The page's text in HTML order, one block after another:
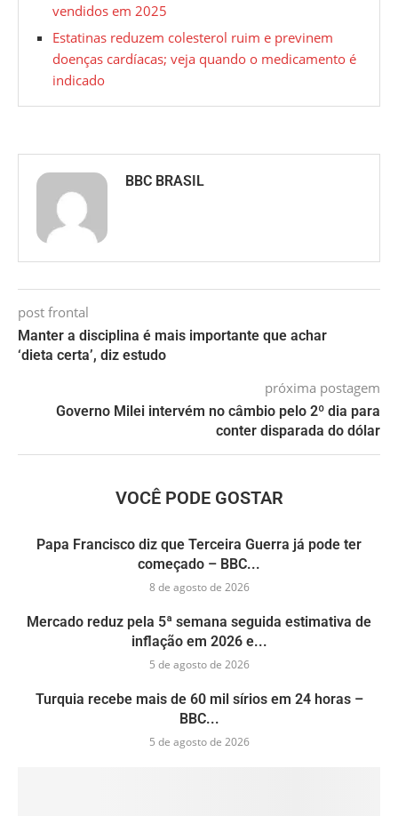
vendidos em 2025
Estatinas reduzem colesterol ruim e previnem
doenças cardíacas; veja quando o medicamento é
indicado
BBC BRASIL
post frontal
Manter a disciplina é mais importante que achar
‘dieta certa’, diz estudo
próxima postagem
Governo Milei intervém no câmbio pelo 2º dia para
conter disparada do dólar
VOCÊ PODE GOSTAR
Papa Francisco diz que Terceira Guerra já pode ter
começado – BBC...
8 de agosto de 2026
Mercado reduz pela 5ª semana seguida estimativa de
inflação em 2026 e...
5 de agosto de 2026
Turquia recebe mais de 60 mil sírios em 24 horas –
BBC...
5 de agosto de 2026